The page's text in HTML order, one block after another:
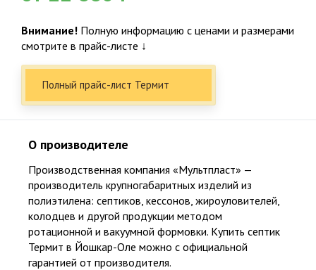
Внимание! Полную информацию с ценами и размерами
смотрите в прайс-листе ↓
Полный прайс-лист Термит
О производителе
Производственная компания «Мультпласт» —
производитель крупногабаритных изделий из
полиэтилена: септиков, кессонов, жироуловителей,
колодцев и другой продукции методом
ротационной и вакуумной формовки. Купить септик
Термит в Йошкар-Оле можно с официальной
гарантией от производителя.